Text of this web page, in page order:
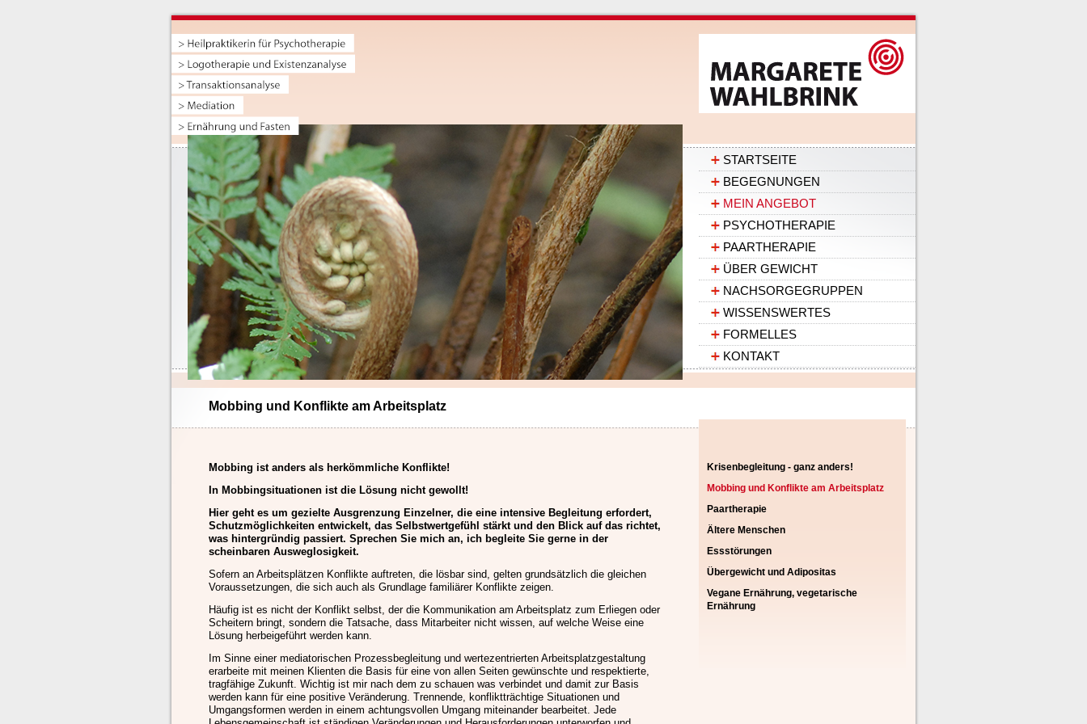
Navigation
überspringen
STARTSEITE
BEGEGNUNGEN
MEIN ANGEBOT
PSYCHOTHERAPIE
PAARTHERAPIE
ÜBER GEWICHT
NACHSORGEGRUPPEN
WISSENSWERTES
FORMELLES
KONTAKT
Mobbing und Konflikte am Arbeitsplatz
Mobbing ist anders als herkömmliche Konflikte!
In Mobbingsituationen ist die Lösung nicht gewollt!
Hier geht es um gezielte Ausgrenzung Einzelner, die eine intensive Begleitung erfordert,
Schutzmöglichkeiten entwickelt, das Selbstwertgefühl stärkt und den Blick auf das richtet,
was hintergründig passiert. Sprechen Sie mich an, ich begleite Sie gerne in der
scheinbaren Ausweglosigkeit.
Sofern an Arbeitsplätzen Konflikte auftreten, die lösbar sind, gelten grundsätzlich die gleichen
Voraussetzungen, die sich auch als Grundlage familiärer Konflikte zeigen.
Häufig ist es nicht der Konflikt selbst, der die Kommunikation am Arbeitsplatz zum Erliegen oder
Scheitern bringt, sondern die Tatsache, dass Mitarbeiter nicht wissen, auf welche Weise eine
Lösung herbeigeführt werden kann.
Im Sinne einer mediatorischen Prozessbegleitung und wertezentrierten Arbeitsplatzgestaltung
erarbeite mit meinen Klienten die Basis für eine von allen Seiten gewünschte und respektierte,
tragfähige Zukunft. Wichtig ist mir nach dem zu schauen was verbindet und damit zur Basis
werden kann für eine positive Veränderung. Trennende, konfliktträchtige Situationen und
Umgangsformen werden in einem achtungsvollen Umgang miteinander bearbeitet. Jede
Navigation
Krisenbegleitung - ganz anders!
Mobbing und Konflikte am Arbeitsplatz
Paartherapie
Ältere Menschen
Essstörungen
Übergewicht und Adipositas
Vegane Ernährung, vegetarische
Ernährung